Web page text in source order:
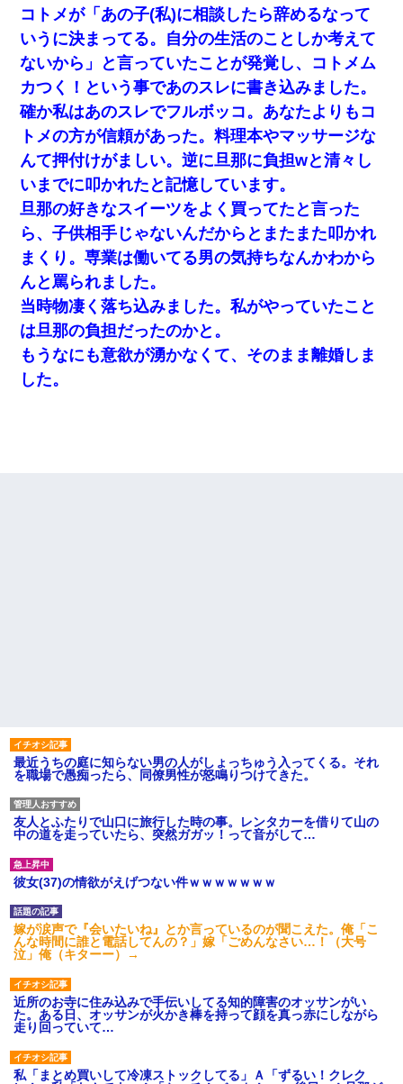
コトメが「あの子(私)に相談したら辞めるなって
いうに決まってる。自分の生活のことしか考えて
ないから」と言っていたことが発覚し、コトメム
カつく！という事であのスレに書き込みました。
確か私はあのスレでフルボッコ。あなたよりもコ
トメの方が信頼があった。料理本やマッサージな
んて押付けがましい。逆に旦那に負担wと清々し
いまでに叩かれたと記憶しています。
旦那の好きなスイーツをよく買ってたと言った
ら、子供相手じゃないんだからとまたまた叩かれ
まくり。専業は働いてる男の気持ちなんかわから
んと罵られました。
当時物凄く落ち込みました。私がやっていたこと
は旦那の負担だったのかと。
もうなにも意欲が湧かなくて、そのまま離婚しま
した。
最近うちの庭に知らない男の人がしょっちゅう入ってくる。それ
を職場で愚痴ったら、同僚男性が怒鳴りつけてきた。
友人とふたりで山口に旅行した時の事。レンタカーを借りて山の
中の道を走っていたら、突然ガガッ！って音がして…
彼女(37)の情欲がえげつない件ｗｗｗｗｗｗｗ
嫁が涙声で『会いたいね』とか言っているのが聞こえた。俺「こ
んな時間に誰と電話してんの？」嫁「ごめんなさい…！（大号
泣」俺（キターー）→
近所のお寺に住み込みで手伝いしてる知的障害のオッサンがい
た。ある日、オッサンが火かき棒を持って顔を真っ赤にしながら
走り回っていて…
私「まとめ買いして冷凍ストックしてる」Ａ「ずるい！クレク